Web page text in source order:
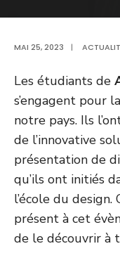
MAI 25, 2023 |
Les étudiants de
s’engagent pour
notre pays. Ils
de l’innovative
présentation de
qu’ils ont initiés
l’école du
présent à cet
de le découvrir à